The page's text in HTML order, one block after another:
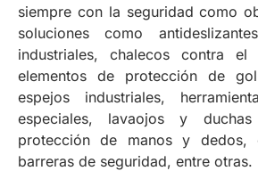
siempre con la seguridad como
soluciones como
industriales, chalecos contra
elementos de protección de
espejos industriales,
especiales, lavaojos y
protección de manos y dedos,
barreras de seguridad, entre otras.